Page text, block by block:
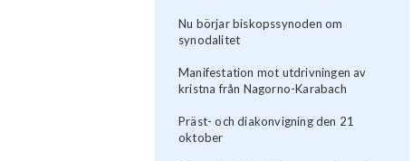
Nu börjar biskopssynoden om
synodalitet
Manifestation mot utdrivningen av
kristna från Nagorno-Karabach
Präst- och diakonvigning den 21
oktober